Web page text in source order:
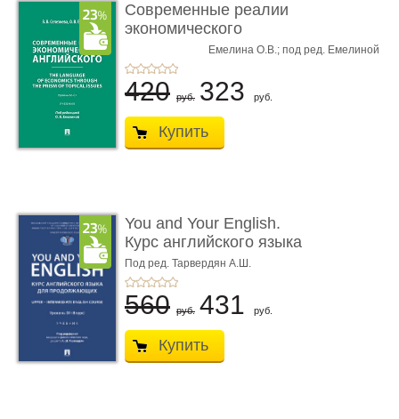
Современные реалии
экономического
английског ...
Селезнева В.В.,
Емелина О.В.; под ред. Емелиной
420 руб. 323 руб.
Купить
You and Your English.
Курс английского языка
для продол� ...
Под ред. Тарвердян А.Ш.
560 руб. 431 руб.
Купить